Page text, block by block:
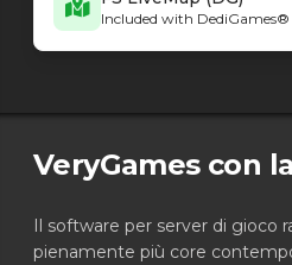
Included with
VeryGames con
Il software per server di gioco
pienamente più core